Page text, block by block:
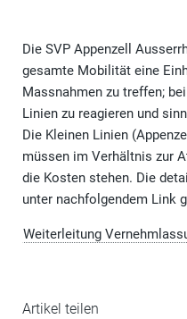
Die SVP Appenzell
gesamte Mobilität eine
Massnahmen zu treffen;
Linien zu reagieren und
Die Kleinen Linien
müssen im Verhältnis zur
die Kosten stehen. Die
unter nachfolgendem Link
Weiterleitung
Artikel teilen